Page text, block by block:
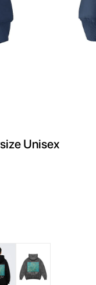
Unisex